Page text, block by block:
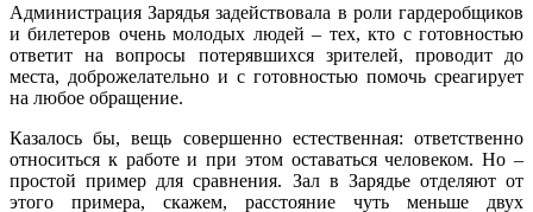
Администрация Зарядья задействовала в роли гардеробщиков
и билетеров очень молодых людей – тех, кто с готовностью
ответит на вопросы потерявшихся зрителей, проводит до
места, доброжелательно и с готовностью помочь среагирует
на любое обращение.
Казалось бы, вещь совершенно естественная: ответственно
относиться к работе и при этом оставаться человеком. Но –
простой пример для сравнения. Зал в Зарядье отделяют от
этого примера, скажем, расстояние чуть меньше двух